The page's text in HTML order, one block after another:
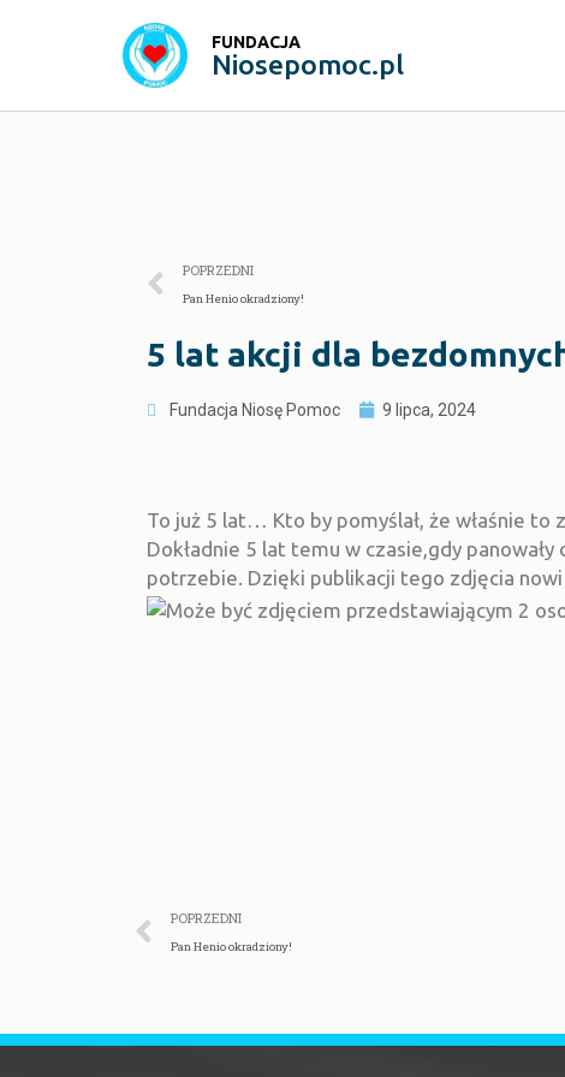
FUNDACJA
Niosepomoc.pl
POPRZEDNI
Pan Henio okradziony!
5 lat akcji dla
Fundacja Niosę Pomoc 9 lipca, 2024
To już 5 lat… Kto by pomyślał, że właśnie to
Dokładnie 5 lat temu w czasie,gdy
potrzebie. Dzięki publikacji tego zdjęcia
POPRZEDNI
Pan Henio okradziony!